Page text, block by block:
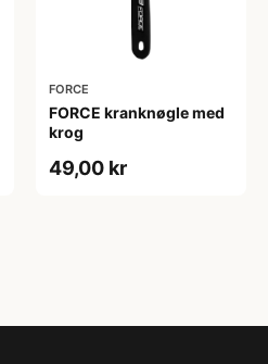
FORCE
FORCE kranknøgle med
krog
49,00 kr